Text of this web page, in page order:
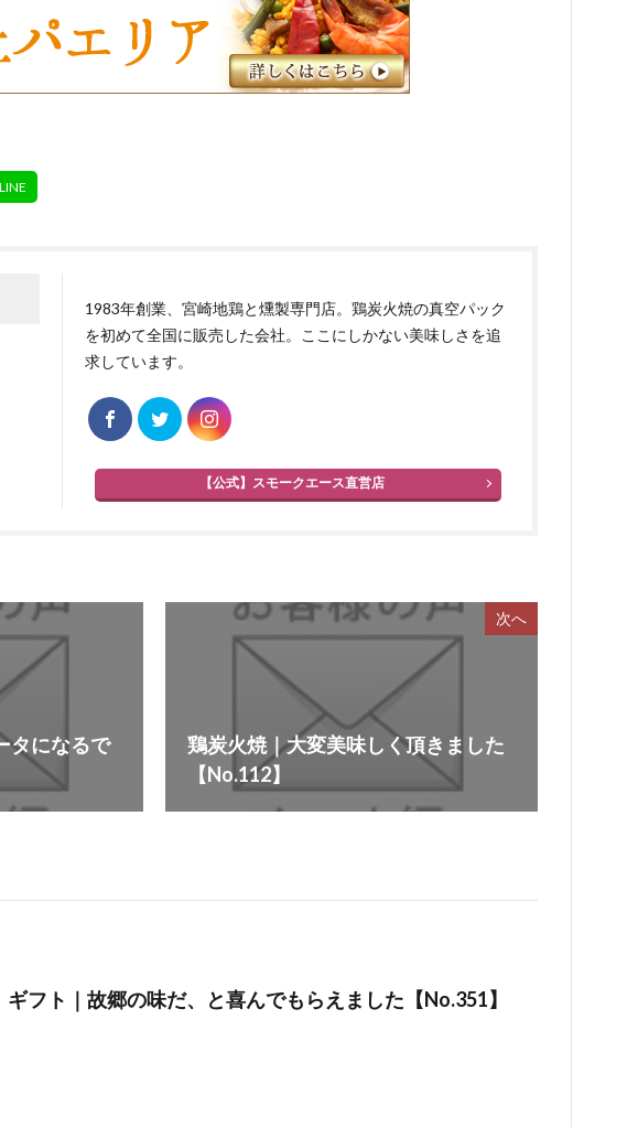
1983年創業、宮崎地鶏と燻製専門店。鶏炭火焼の真空パック
を初めて全国に販売した会社。ここにしかない美味しさを追
求しています。
【公式】スモークエース直営店
タになるで
次へ
鶏炭火焼｜大変美味しく頂きました
【No.112】
ギフト｜故郷の味だ、と喜んでもらえました【No.351】